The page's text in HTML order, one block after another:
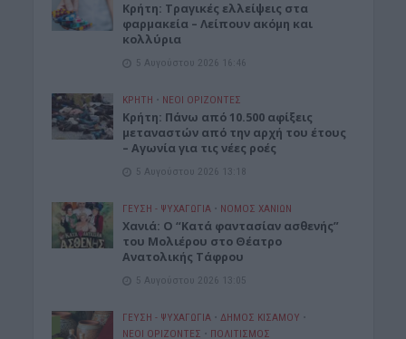
Κρήτη: Τραγικές ελλείψεις στα
φαρμακεία – Λείπουν ακόμη και
κολλύρια
5 Αυγούστου 2026 16:46
ΚΡΗΤΗ • ΝΕΟΙ ΟΡΙΖΟΝΤΕΣ
Κρήτη: Πάνω από 10.500 αφίξεις
μεταναστών από την αρχή του έτους
– Αγωνία για τις νέες ροές
5 Αυγούστου 2026 13:18
ΓΕΎΣΗ - ΨΥΧΑΓΩΓΊΑ • ΝΟΜΌΣ ΧΑΝΊΩΝ
Χανιά: Ο “Κατά φαντασίαν ασθενής”
του Μολιέρου στο Θέατρο
Ανατολικής Τάφρου
5 Αυγούστου 2026 13:05
ΓΕΎΣΗ - ΨΥΧΑΓΩΓΊΑ • ΔΉΜΟΣ ΚΙΣΆΜΟΥ •
ΝΕΟΙ ΟΡΙΖΟΝΤΕΣ • ΠΟΛΙΤΙΣΜΟΣ